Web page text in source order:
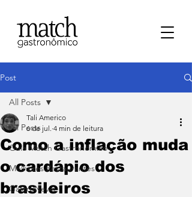
Post
All Posts
⁠Guia Match Gastronômico
Melhores Restaurantes
⁠GastroNews
All Posts
Como a inflação muda
o cardápio dos
brasileiros
Tali Americo
6 de jul. 4 min de leitura